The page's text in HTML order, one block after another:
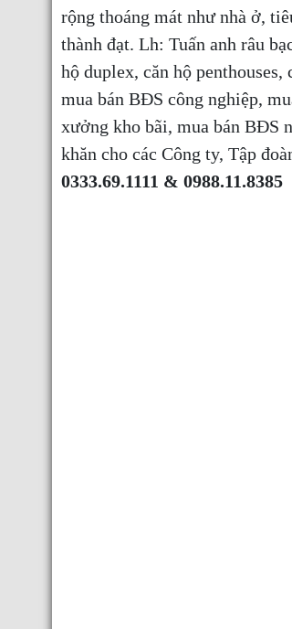
rộng thoáng mát như nhà ở,
thành đạt. Lh: Tuấn anh râu
hộ duplex, căn hộ
mua bán BĐS công nghiệp,
xưởng kho bãi, mua bán BĐS
khăn cho các Công ty, Tập
0333.69.1111 & 0988.11.8385